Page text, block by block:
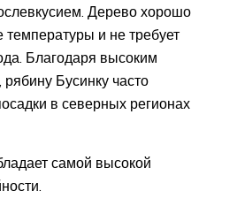
Дерево хорошо
температуры и не требует
Благодаря высоким
рябину Бусинку часто
в северных регионах
самой высокой